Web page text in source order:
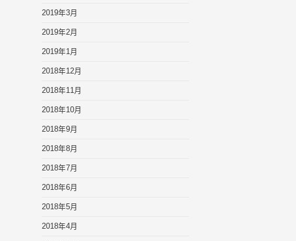
2019年3月
2019年2月
2019年1月
2018年12月
2018年11月
2018年10月
2018年9月
2018年8月
2018年7月
2018年6月
2018年5月
2018年4月